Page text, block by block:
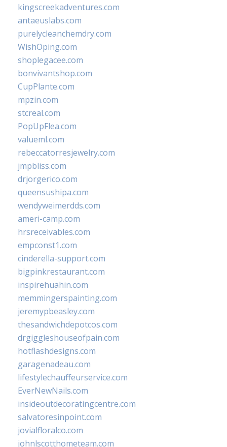
kingscreekadventures.com
antaeuslabs.com
purelycleanchemdry.com
WishOping.com
shoplegacee.com
bonvivantshop.com
CupPlante.com
mpzin.com
stcreal.com
PopUpFlea.com
valueml.com
rebeccatorresjewelry.com
jmpbliss.com
drjorgerico.com
queensushipa.com
wendyweimerdds.com
ameri-camp.com
hrsreceivables.com
empconst1.com
cinderella-support.com
bigpinkrestaurant.com
inspirehuahin.com
memmingerspainting.com
jeremypbeasley.com
thesandwichdepotcos.com
drgiggleshouseofpain.com
hotflashdesigns.com
garagenadeau.com
lifestylechauffeurservice.com
EverNewNails.com
insideoutdecoratingcentre.com
salvatoresinpoint.com
jovialfloralco.com
johnlscotthometeam.com